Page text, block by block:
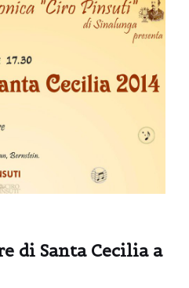
di Santa Cecilia a